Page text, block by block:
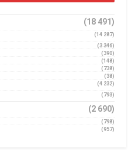
(18 491)
(14 287)
(3 346)
(390)
(148)
(738)
(38)
(4 232)
(793)
(2 690)
(798)
(957)